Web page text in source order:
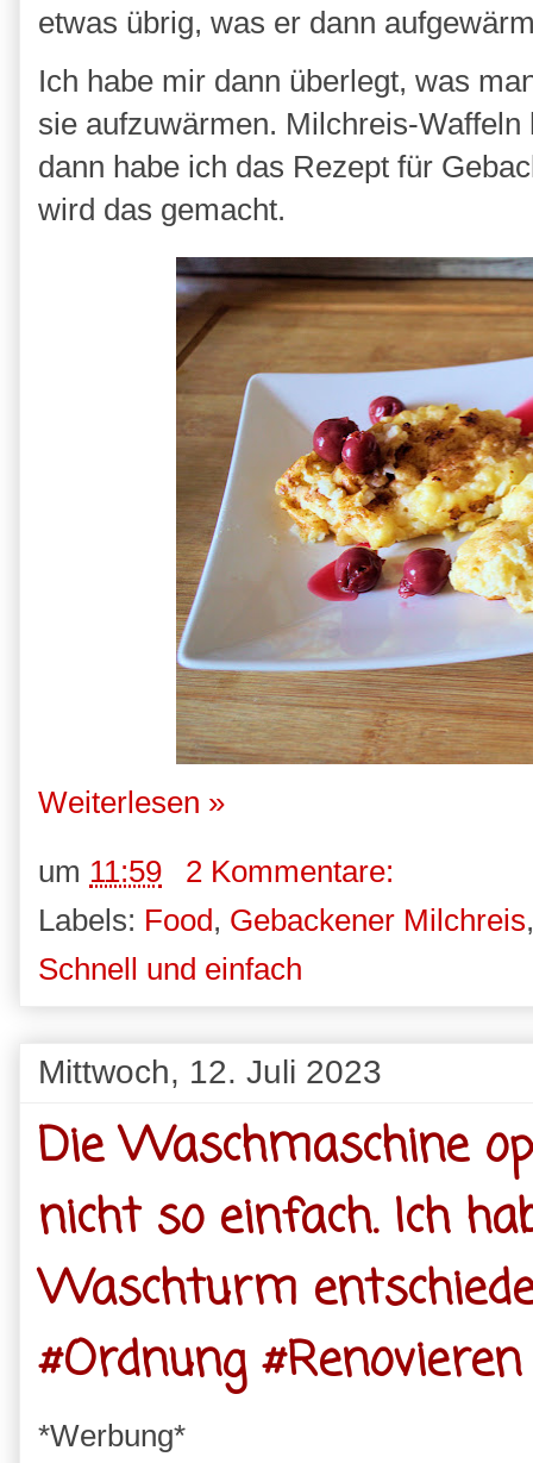
etwas übrig, was er dann
Ich habe mir dann überlegt, was
sie aufzuwärmen. Milchreis-
dann habe ich das Rezept für
wird das gemacht.
Weiterlesen »
um 11:59
2 Kommentare:
Labels: Food, Gebackener Milchreis
Schnell und einfach
Mittwoch, 12. Juli 2023
Die Waschmaschine
nicht so einfach. Ich
Waschturm
#Ordnung #Renovieren
*Werbung*